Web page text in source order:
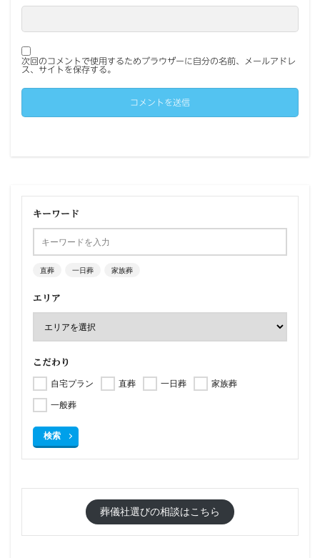
次回のコメントで使用するためブラウザーに自分の名前、メールアドレ
ス、サイトを保存する。
キーワード
直葬 一日葬 家族葬
エリア
こだわり
自宅プラン 直葬 一日葬
家族葬
一般葬
検索
葬儀社選びの相談はこちら